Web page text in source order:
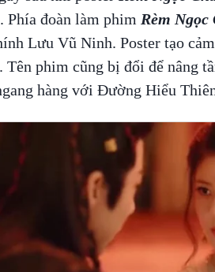
Phía đoàn làm phim Rèm Ngọc
Lưu Vũ Ninh. Poster tạo
Tên phim cũng bị đổi để nâng
hàng với Đường Hiểu